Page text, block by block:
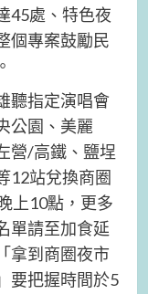
45處、特色夜
個專案鼓勵民
聽指定演唱會
公園、美麗
營/高鐵、鹽埕
12站兌換商圈
上10點，更多
單請至加食延
拿到商圈夜市
要把握時間於5